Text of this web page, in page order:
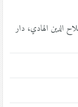
صلاح الدين الهادي، دار